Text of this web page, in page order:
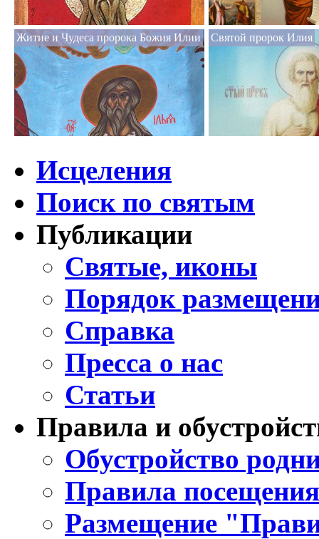
Житие и Чудеса пророка Божия Илии Святой пророк Илия
Исцеления
Поиск по святым
Публикации
Святые, иконы
Порядок
Справка
Пресса о нас
Статьи
Правила и
Обустройство
Правила
Размещение